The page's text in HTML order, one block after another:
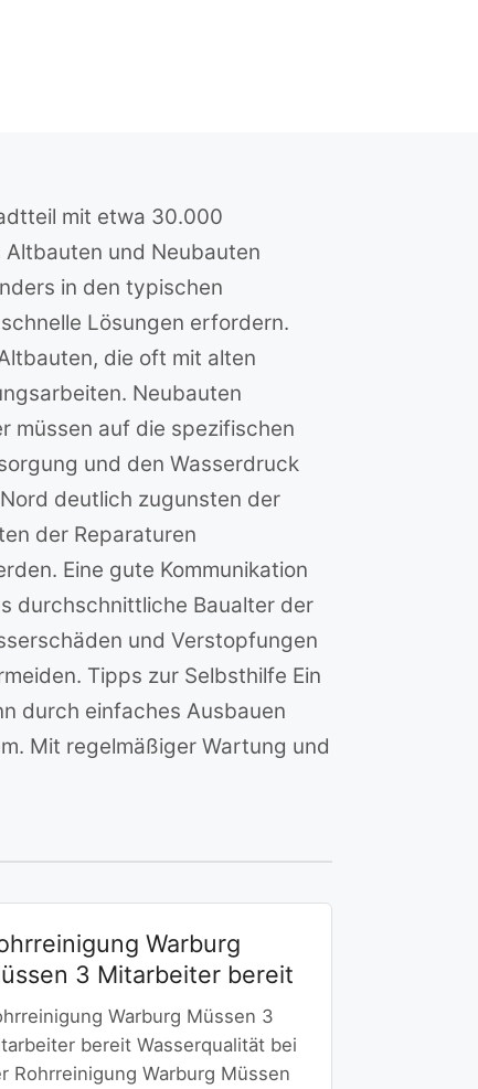
mit etwa 30.000
Altbauten und Neubauten
in den typischen
Lösungen erfordern.
die oft mit alten
Neubauten
müssen auf die spezifischen
und den Wasserdruck
deutlich zugunsten der
der Reparaturen
Eine gute Kommunikation
durchschnittliche Baualter der
und Verstopfungen
Tipps zur Selbsthilfe Ein
durch einfaches Ausbauen
Mit regelmäßiger Wartung und
Warburg
3 Mitarbeiter bereit
Warburg Müssen 3
bereit Wasserqualität bei
Rohrreinigung Warburg Müssen